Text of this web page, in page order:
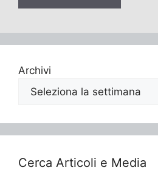
Archivi
Cerca Articoli e Media